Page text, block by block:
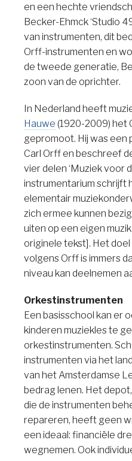
en een hechte
Becker-Ehmck ‘Studio
van instrumenten, dit
Orff-instrumenten en
de tweede generatie,
zoon van de oprichter.
In Nederland heeft
Hauwe (1920-2009) het
gepromoot. Hij was een
Carl Orff en beschreef
vier delen ‘Muziek voor
instrumentarium schrijft
elementair
zich ermee kunnen
uiten op een eigen
originele tekst]. Het
volgens Orff is immers
niveau kan deelnemen
Orkestinstrumenten
Een basisschool kan er
kinderen muziekles te
orkestinstrumenten.
instrumenten via het
van het Amsterdamse
bedrag lenen. Het
die de instrumenten
repareren, heeft geen
een ideaal: financiële
wegnemen. Ook